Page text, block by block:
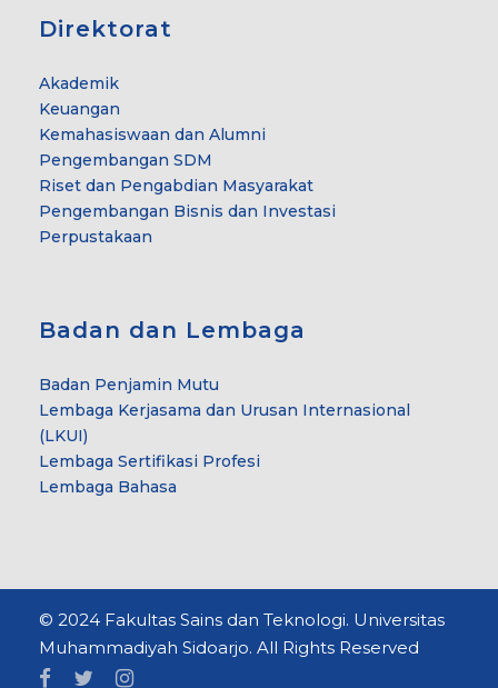
Direktorat
Akademik
Keuangan
Kemahasiswaan dan Alumni
Pengembangan SDM
Riset dan Pengabdian Masyarakat
Pengembangan Bisnis dan Investasi
Perpustakaan
Badan dan Lembaga
Badan Penjamin Mutu
Lembaga Kerjasama dan Urusan Internasional
(LKUI)
Lembaga Sertifikasi Profesi
Lembaga Bahasa
© 2024 Fakultas Sains dan Teknologi. Universitas
Muhammadiyah Sidoarjo. All Rights Reserved